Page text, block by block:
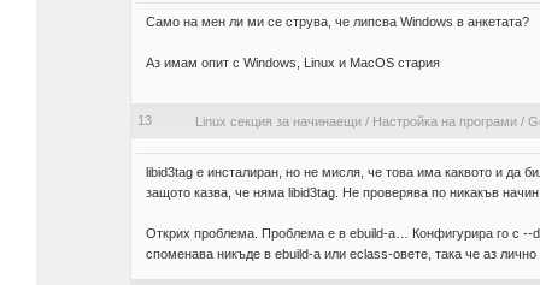
Само на мен ли ми се струва, че липсва Windows в анкетата?
Аз имам опит с Windows, Linux и MacOS стария
13 Linux секция за начинаещи/ Настройка на програми/
libid3tag е инсталиран, но не мисля, че това има каквото и да
защото казва, че няма libid3tag. Не проверява по никакъв
Открих проблема. Проблема е в ebuild-а… Конфигурира го с --
споменава никъде в ebuild-а или eclass-овете, така че аз